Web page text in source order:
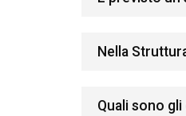
Nella
Quali sono